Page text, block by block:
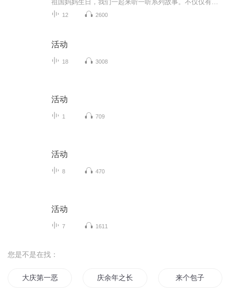
12 2600
活动
18 3008
活动
1 709
活动
8 470
活动
7 1611
您是不是在找：
大庆第一恶 庆余年之长歌行 来个包子